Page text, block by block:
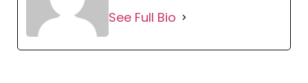
See Full Bio